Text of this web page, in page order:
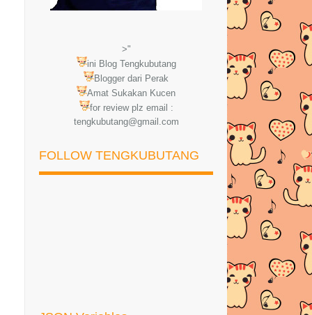
>"
ini Blog Tengkubutang
Blogger dari Perak
Amat Sukakan Kucen
for review plz email :
tengkubutang@gmail.com
FOLLOW TENGKUBUTANG